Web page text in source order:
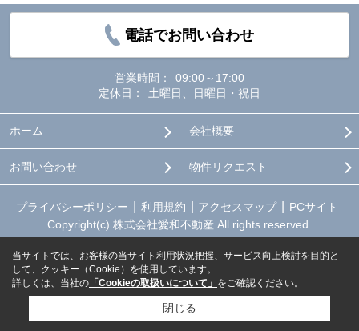
電話でお問い合わせ
営業時間：
09:00～17:00
定休日：
土曜日、日曜日・祝日
ホーム 会社概要
お問い合わせ 物件リクエスト
プライバシーポリシー 利用規約 アクセスマップ
PCサイト
Copyright(c) 株式会社愛和不動産 All rights reserved.
当サイトでは、お客様の当サイト利用状況把握、サービス向上検討を目的と
して、クッキー（Cookie）を使用しています。
詳しくは、当社の 「Cookieの取扱いについて」 をご確認ください。
閉じる